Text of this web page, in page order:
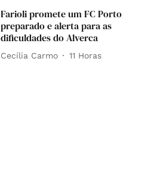
Farioli promete um FC Porto
preparado e alerta para as
dificuldades do Alverca
Cecília Carmo 11 Horas